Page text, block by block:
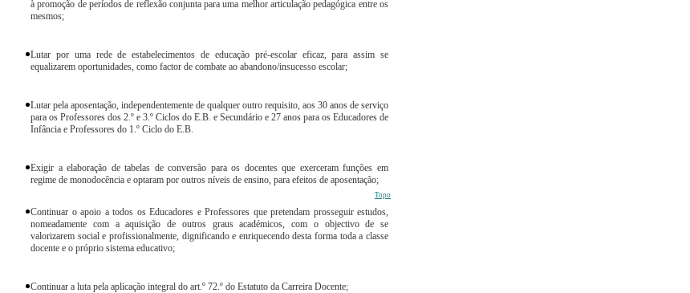
à promoção de períodos de reflexão conjunta para uma melhor articulação pedagógica entre os
mesmos;
Lutar por uma rede de estabelecimentos de educação pré-escolar eficaz, para assim se
equalizarem oportunidades, como factor de combate ao abandono/insucesso escolar;
Lutar pela aposentação, independentemente de qualquer outro requisito, aos 30 anos de serviço
para os Professores dos 2.º e 3.º Ciclos do E.B. e Secundário e 27 anos para os Educadores de
Infância e Professores do 1.º Ciclo do E.B.
Exigir a elaboração de tabelas de conversão para os docentes que exerceram funções em
regime de monodocência e optaram por outros níveis de ensino, para efeitos de aposentação;
Topo
Continuar o apoio a todos os Educadores e Professores que pretendam prosseguir estudos,
nomeadamente com a aquisição de outros graus académicos, com o objectivo de se
valorizarem social e profissionalmente, dignificando e enriquecendo desta forma toda a classe
docente e o próprio sistema educativo;
Continuar a luta pela aplicação integral do art.º 72.º do Estatuto da Carreira Docente;